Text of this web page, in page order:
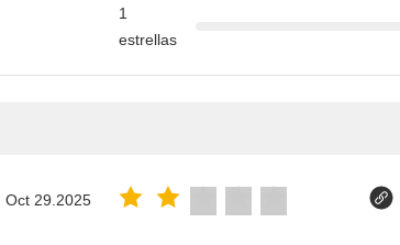
1
estrellas
Oct 29.2025